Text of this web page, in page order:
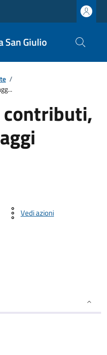
San Giulio
/
contributi,
Vedi azioni